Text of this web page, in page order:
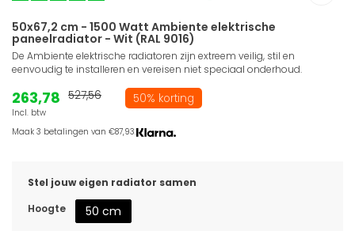
50x67,2 cm - 1500 Watt Ambiente elektrische
paneelradiator - Wit (RAL 9016)
De Ambiente elektrische radiatoren zijn extreem veilig, stil en
eenvoudig te installeren en vereisen niet speciaal onderhoud.
263,78
Incl. btw
527,56 50% korting
Maak 3 betalingen van €87,93.
Stel jouw eigen radiator samen
Hoogte
50 cm